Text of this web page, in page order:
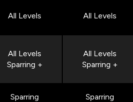
All Levels All Levels
All Levels
Sparring +
All Levels
Sparring +
Sparring
Sparring